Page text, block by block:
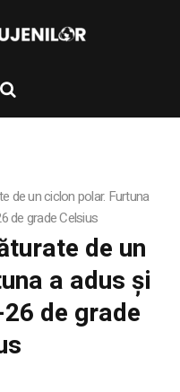
de un ciclon polar. Furtuna
de grade Celsius
de un
a adus și
de grade